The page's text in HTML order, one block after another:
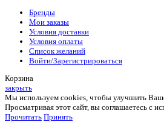
Бренды
Мои заказы
Условия доставки
Условия оплаты
Список желаний
Войти/Зарегистрироваться
Корзина
закрыть
Мы используем cookies, чтобы улучшить
Просматривая этот сайт, вы соглашаетесь с
Прочитать Принять